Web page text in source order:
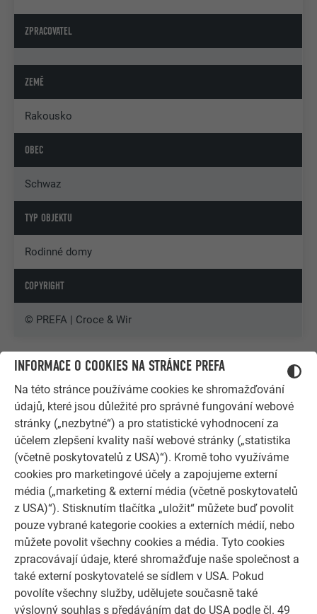
INFORMACE O COOKIES NA STRÁNCE PREFA
Na této stránce používáme cookies ke shromažďování
údajů, které jsou důležité pro správné fungování webové
stránky („nezbytné“) a pro statistické vyhodnocení za
účelem zlepšení kvality naší webové stránky („statistika
(včetně poskytovatelů z USA)“). Kromě toho využíváme
cookies pro marketingové účely a zapojujeme externí
média („marketing & externí média (včetně poskytovatelů
z USA)“). Stisknutím tlačítka „uložit“ můžete buď povolit
pouze vybrané kategorie cookies a externích médií, nebo
můžete povolit všechny cookies a média. Tyto cookies
zpracovávají údaje, které shromažďuje naše společnost a
také externí poskytovatelé se sídlem v USA. Pokud
povolíte všechny služby, udělujete současně také
výslovný souhlas s předáváním dat do USA podle čl. 49
ZPRACOVATEL
ZEMĚ
Rakousko
OBEC
Schwaz
TYP OBJEKTU
Rodinné domy
COPYRIGHT
© PREFA | Croce & Wir
NECHTE SE INSPIROVAT
DALŠÍ OBJEKTY